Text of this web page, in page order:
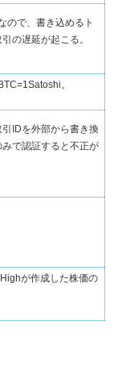
ので、書き込めるト
の遅延が起こる。
。
IDを外部から書き換
で認証すると不正が
が作成した株価の